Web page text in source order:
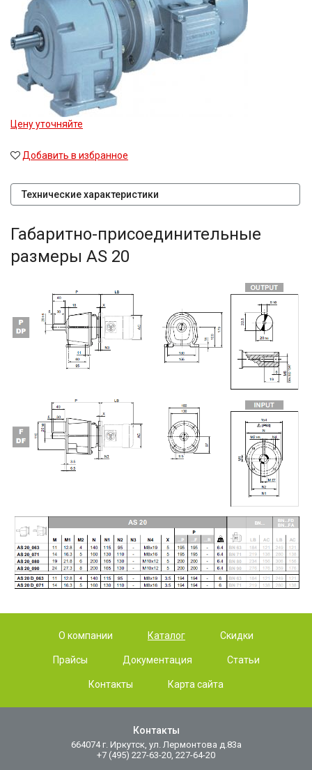
Цену уточняйте
Добавить в избранное
Технические характеристики
Габаритно-присоединительные
размеры AS 20
О компании Каталог Скидки
Прайсы Документация Статьи
Контакты Карта сайта
Контакты
664074 г. Иркутск, ул. Лермонтова д.83а
+7 (495) 227-63-20, 227-64-20